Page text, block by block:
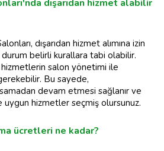
dışarıdan hizmet alabilir
dışarıdan hizmet alımına izin
belirli kurallara tabi olabilir.
hizmetlerin salon yönetimi ile
Bu sayede,
devam etmesi sağlanır ve
hizmetler seçmiş olursunuz.
ücretleri ne kadar?